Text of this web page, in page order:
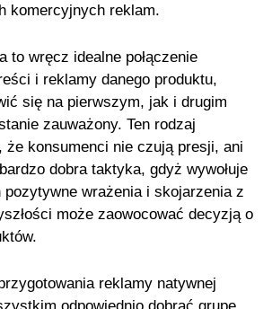
komercyjnych reklam.
to wręcz idealne połączenie
i reklamy danego produktu,
się na pierwszym, jak i drugim
zauważony. Ten rodzaj
że konsumenci nie czują presji, ani
dobra taktyka, gdyż wywołuje
pozytywne wrażenia i skojarzenia z
może zaowocować decyzją o
reklamy natywnej